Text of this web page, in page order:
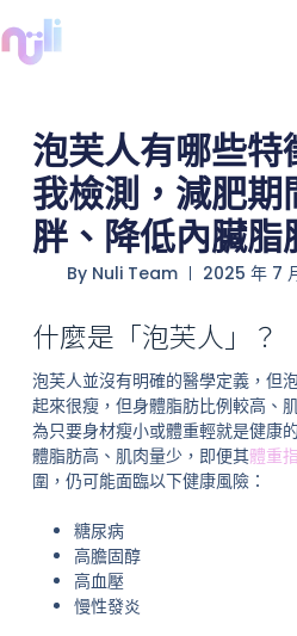
泡芙人有哪些特
我檢測，減肥
胖、降低內臟脂
ByNuli Team 2025 年 7
什麼是「泡芙人」？
泡芙人並沒有明確的醫學定義，但
起來很瘦，但身體脂肪比例較高、
為只要身材瘦小或體重輕就是健康
體脂肪高、肌肉量少，即便其體重
圍，仍可能面臨以下健康風險：
糖尿病
高膽固醇
高血壓
慢性發炎